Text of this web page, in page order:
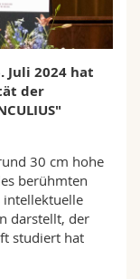
Juli 2024 hat
der
30 cm hohe
berühmten
intellektuelle
darstellt, der
studiert hat